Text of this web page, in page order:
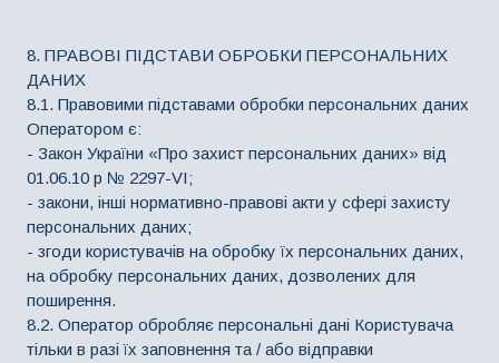
8. ПРАВОВІ ПІДСТАВИ ОБРОБКИ ПЕРСОНАЛЬНИХ
ДАНИХ
8.1. Правовими підставами обробки персональних даних
Оператором є:
- Закон України «Про захист персональних даних» від
01.06.10 р № 2297-VI;
- закони, інші нормативно-правові акти у сфері захисту
персональних даних;
- згоди користувачів на обробку їх персональних даних,
на обробку персональних даних, дозволених для
поширення.
8.2. Оператор обробляє персональні дані Користувача
тільки в разі їх заповнення та / або відправки